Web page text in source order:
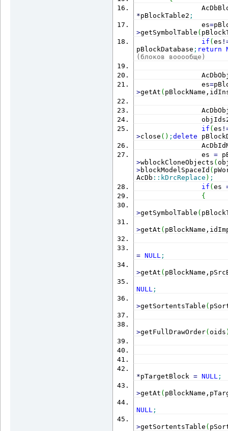
*pBlockTable2 ;
es=
>getSymbolTable (
if (es !
pBlockDatabase ; return
(блоков вооообще)
AcDbObjectId
es=
>getAt (
if (es !
>close ( ) ;delete
es =
>wblockCloneObjects (
>blockModelSpaceId (
AcDb :: kDrcReplace ) ;
if (es
{
>getSymbolTable (
>getAt (
= NULL ;
>getAt (
NULL ;
>getSortentsTable (
>getFullDrawOrder(oids
*pTargetBlock = NULL ;
>getAt (
NULL ;
>getSortentsTable (